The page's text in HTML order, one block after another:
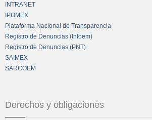
INTRANET
IPOMEX
Plataforma Nacional de Transparencia
Registro de Denuncias (Infoem)
Registro de Denuncias (PNT)
SAIMEX
SARCOEM
Derechos y obligaciones